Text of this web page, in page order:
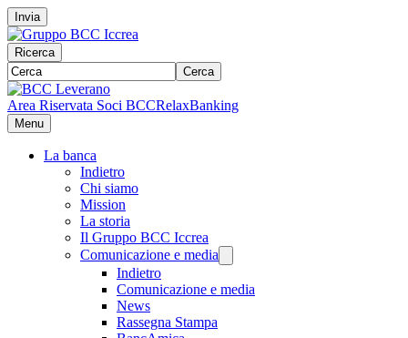
Invia
Ricerca
Cerca
Area Riservata Soci BCCRelaxBanking
Menu
La banca
Indietro
Chi siamo
Mission
La storia
Il Gruppo BCC Iccrea
Comunicazione e media
Indietro
Comunicazione e media
News
Rassegna Stampa